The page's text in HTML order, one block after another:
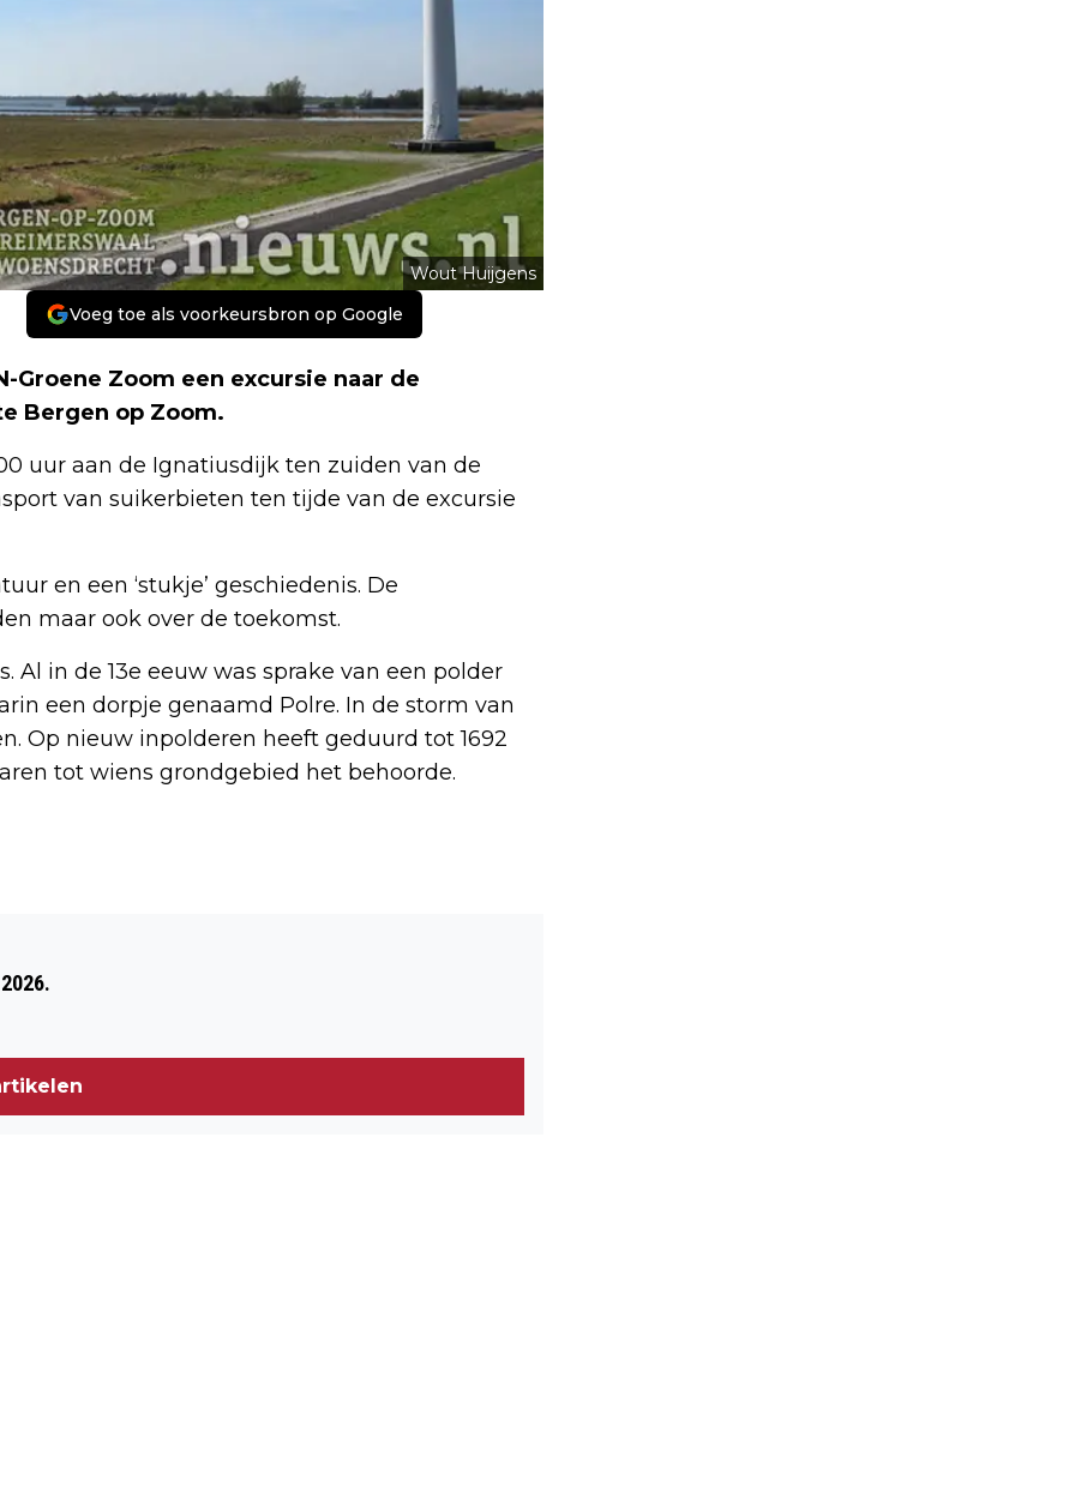
Wout Huijgens
Voeg toe als voorkeursbron op Google
Groene Zoom een excursie naar de
Bergen op Zoom.
uur aan de Ignatiusdijk ten zuiden van de
van suikerbieten ten tijde van de excursie
en een ‘stukje’ geschiedenis. De
maar ook over de toekomst.
in de 13e eeuw was sprake van een polder
een dorpje genaamd Polre. In de storm van
Op nieuw inpolderen heeft geduurd tot 1692
tot wiens grondgebied het behoorde.
VAN THOM JACOBS EN WENDY MAAS IN